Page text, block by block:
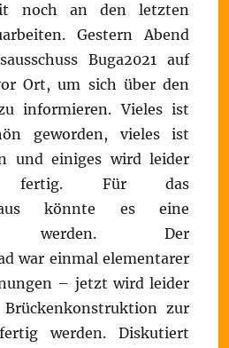
noch an den letzten
Gestern Abend
Buga2021 auf
Ort, um sich über den
informieren. Vieles ist
geworden, vieles ist
und einiges wird leider
fertig. Für das
könnte es eine
werden. Der
war einmal elementarer
– jetzt wird leider
zur
werden. Diskutiert